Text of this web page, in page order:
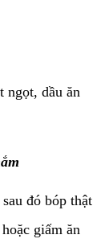
ngọt, dầu ăn
đó bóp thật
giấm ăn